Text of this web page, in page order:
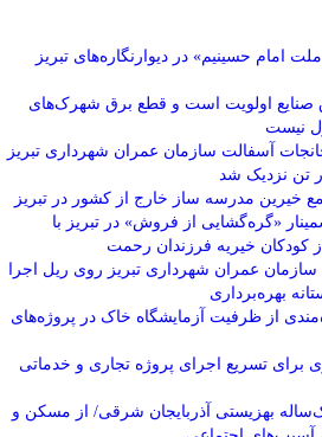
امام حسینیم» در دیوارنگاره‌های تبریز
صنایع اولویت است و قطع برق شهرک‌های
نیست
آسفالت سازمان عمران شهرداری تبریز
خیرین مدرسه ‌ساز خارج از کشور در تبریز
«گره‌گشایی از فروش» در تبریز با
کودکان خیریه فرزندان رحمت
سازمان عمران شهرداری تبریز روی ریل اجرا
بهره‌برداری
از ظرفیت آزمایشگاه خاک در پروژه‌های
برای تسریع اجرای پروژه تجاری و خدماتی
بهزیستی آذربایجان شرقی/ از مسکن و